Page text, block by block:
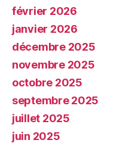
février 2026
janvier 2026
décembre 2025
novembre 2025
octobre 2025
septembre 2025
juillet 2025
juin 2025